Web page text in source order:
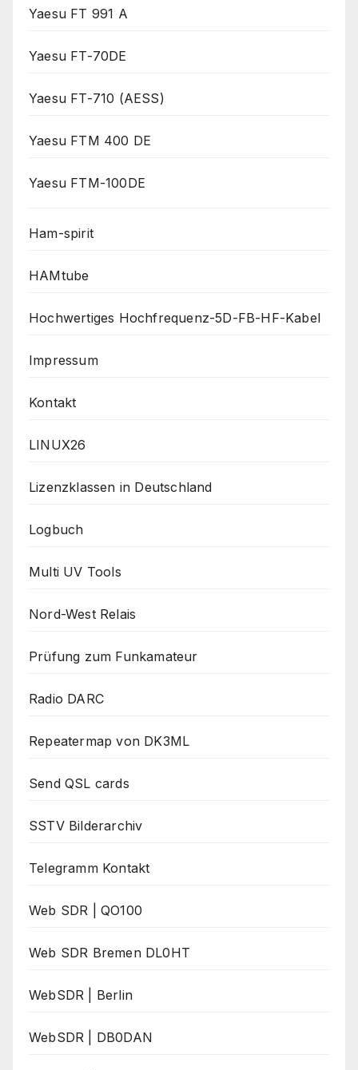
Yaesu FT 991 A
Yaesu FT-70DE
Yaesu FT-710 (AESS)
Yaesu FTM 400 DE
Yaesu FTM-100DE
Ham-spirit
HAMtube
Hochwertiges Hochfrequenz-5D-FB-HF-Kabel
Impressum
Kontakt
LINUX26
Lizenzklassen in Deutschland
Logbuch
Multi UV Tools
Nord-West Relais
Prüfung zum Funkamateur
Radio DARC
Repeatermap von DK3ML
Send QSL cards
SSTV Bilderarchiv
Telegramm Kontakt
Web SDR | QO100
Web SDR Bremen DL0HT
WebSDR | Berlin
WebSDR | DB0DAN